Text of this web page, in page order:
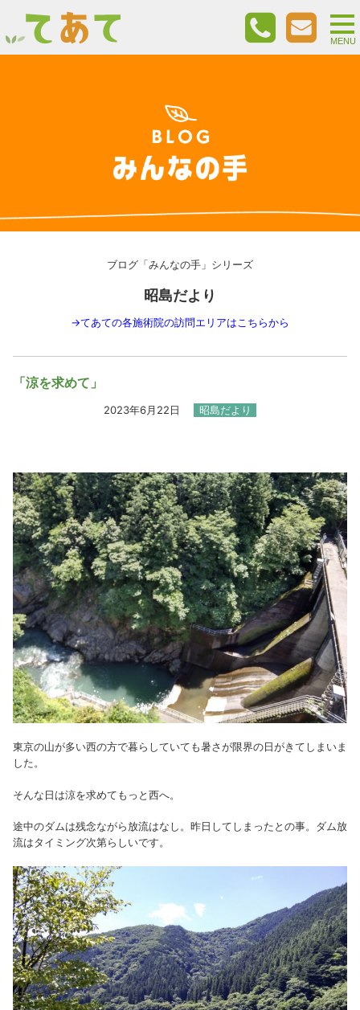
ブログ「みんなの手」シリーズ
昭島だより
→てあての各施術院の訪問エリアはこちらから
「涼を求めて」
2023年6月22日 昭島だより
東京の山が多い西の方で暮らしていても暑さが限界の日がきてしまいま
した。
そんな日は涼を求めてもっと西へ。
途中のダムは残念ながら放流はなし。昨日してしまったとの事。ダム放
流はタイミング次第らしいです。
MENU